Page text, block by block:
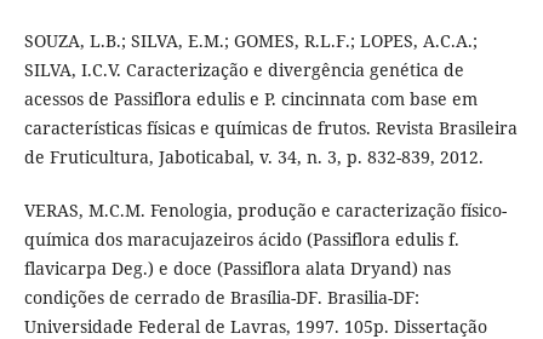
SOUZA, L.B.; SILVA, E.M.; GOMES, R.L.F.; LOPES, A.C.A.;
SILVA, I.C.V. Caracterização e divergência genética de
acessos de Passiflora edulis e P. cincinnata com base em
características físicas e químicas de frutos. Revista Brasileira
de Fruticultura, Jaboticabal, v. 34, n. 3, p. 832-839, 2012.
VERAS, M.C.M. Fenologia, produção e caracterização físico-
química dos maracujazeiros ácido (Passiflora edulis f.
flavicarpa Deg.) e doce (Passiflora alata Dryand) nas
condições de cerrado de Brasília-DF. Brasilia-DF:
Universidade Federal de Lavras, 1997. 105p. Dissertação